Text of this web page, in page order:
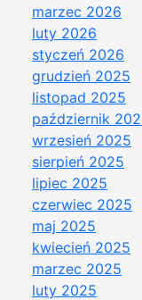
marzec 2026
luty 2026
styczeń 2026
grudzień 2025
listopad 2025
październik
wrzesień 2025
sierpień 2025
lipiec 2025
czerwiec 2025
maj 2025
kwiecień 2025
marzec 2025
luty 2025